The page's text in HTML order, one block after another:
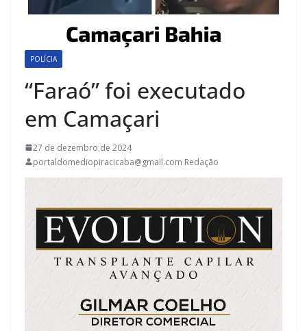
POLÍCIA
“Faraó” foi executado
em Camaçari
27 de dezembro de 2024
portaldomediopiracicaba@gmail.com Redação